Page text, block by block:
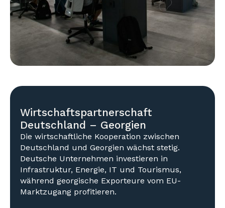
Wirtschaftspartnerschaft
Deutschland – Georgien
Die wirtschaftliche Kooperation zwischen
Deutschland und Georgien wächst stetig.
Deutsche Unternehmen investieren in
Infrastruktur, Energie, IT und Tourismus,
während georgische Exporteure vom EU-
Marktzugang profitieren.